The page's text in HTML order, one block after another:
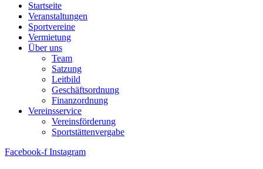
Startseite
Veranstaltungen
Sportvereine
Vermietung
Über uns
Team
Satzung
Leitbild
Geschäftsordnung
Finanzordnung
Vereinsservice
Vereinsförderung
Sportstättenvergabe
Facebook-f Instagram